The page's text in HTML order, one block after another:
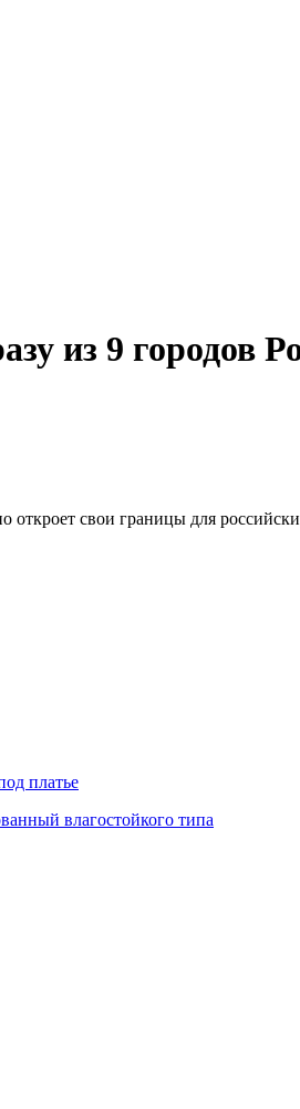
из 9 городов
свои границы для
платье
влагостойкого типа